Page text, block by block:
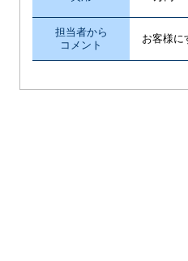
担当者から
コメント
お客様に